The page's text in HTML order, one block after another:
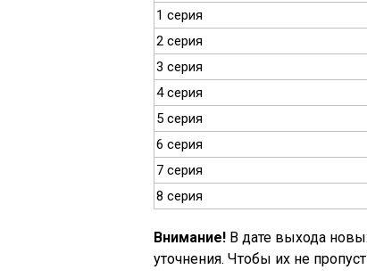
1 серия
2 серия
3 серия
4 серия
5 серия
6 серия
7 серия
8 серия
Внимание! В дате выхода
уточнения. Чтобы их не